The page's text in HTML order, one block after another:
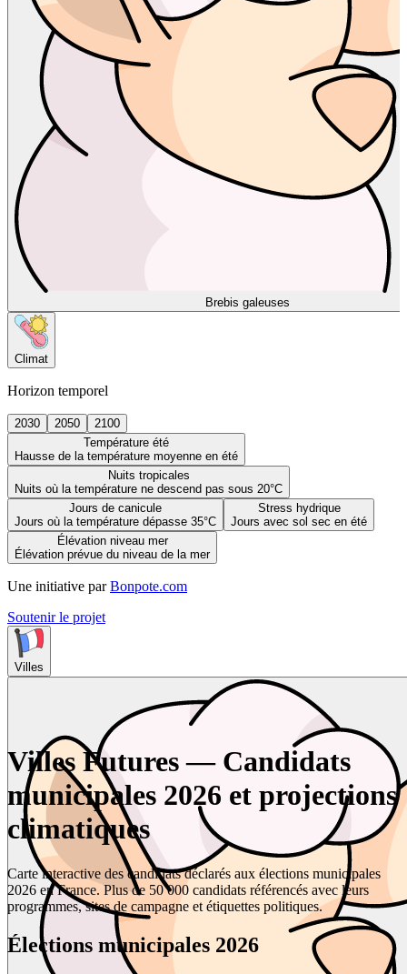
Brebis galeuses
Climat
Horizon temporel
2030 2050
2100
Température été
Hausse de la température moyenne en été
Nuits tropicales
Nuits où la température ne descend pas sous 20°C
Jours de canicule
Jours où la température dépasse 35°C
Stress hydrique
Jours avec sol sec en été
Élévation niveau mer
Élévation prévue du niveau de la mer
Une initiative par Bonpote.com
Soutenir le projet
Villes
Villes Futures — Candidats
municipales 2026 et projections
climatiques
Carte interactive des candidats déclarés aux élections municipales
2026 en France. Plus de 50 000 candidats référencés avec leurs
programmes, sites de campagne et étiquettes politiques.
Élections municipales 2026